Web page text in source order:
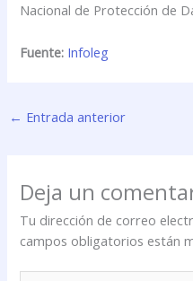
Nacional de Protección de
Fuente: Infoleg
← Entrada anterior
Deja un
Tu dirección de correo
campos obligatorios están